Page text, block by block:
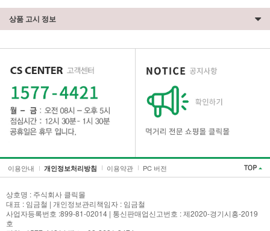
상품 고시 정보
이용안내 개인정보처리방침 이용약관 PC 버전
상호명 : 주식회사 클릭몰
대표 : 임금철 | 개인정보관리책임자 : 임금철
사업자등록번호 :899-81-02014 | 통신판매업신고번호 : 제2020-경기시흥-2019
호